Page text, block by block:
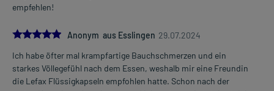
empfehlen!
5.0Anonym aus Esslingen 29.07.2024
Ich habe öfter mal krampfartige Bauchschmerzen und ein
starkes Völlegefühl nach dem Essen, weshalb mir eine Freundin
die Lefax Flüssigkapseln empfohlen hatte. Schon nach der